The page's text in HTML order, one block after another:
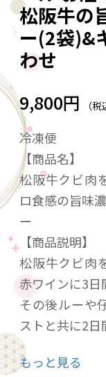
松阪⽜の
ー(2袋)&
わせ
9,800円 （税
冷凍便
【商品名】
松阪牛クビ肉
ロ食感の旨味
ー
【商品説明】
松阪牛クビ肉
赤ワインに3日
その後ルーや
ストと共に2日
箸でもほぐれ
広がる旨味を
もっと見る